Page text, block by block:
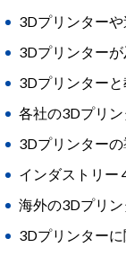
3Dプリンター
3Dプリンター
3Dプリンター
各社の3Dプリ
3Dプリンター
インダストリー
海外の3Dプリ
3Dプリンター